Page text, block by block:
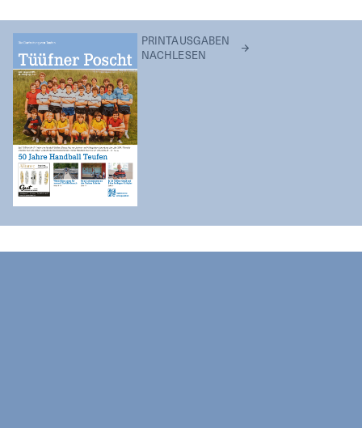
PRINTAUSGABEN
NACHLESEN